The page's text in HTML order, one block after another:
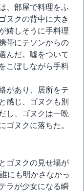
、部屋で料理をふ
ヌクの背中に大き
嬉しそうに手料理
帯にテソンからの
んだ。嘘をついて
こぼしながら手料
があり、居所をテ
感じ、ゴヌクも別
し、ゴヌクは一晩
ゴヌクに落ちた。
ゴヌクの見せ場が
にも明かさなかっ
ラが少女になる瞬